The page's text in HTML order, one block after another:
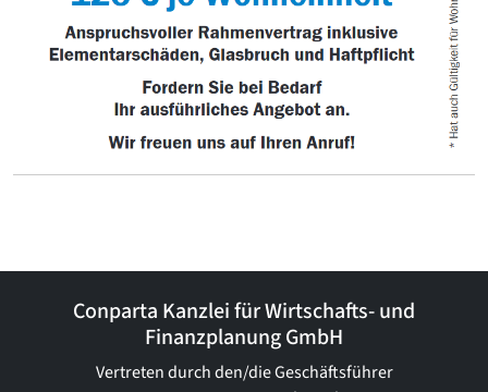
Conparta Kanzlei für Wirtschafts- und
Finanzplanung GmbH
Vertreten durch den/die Geschäftsführer